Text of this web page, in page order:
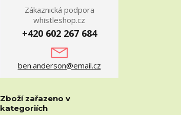
Zákaznická podpora
whistleshop.cz
+420 602 267 684
ben.anderson@email.cz
Zboží zařazeno v
kategoriích